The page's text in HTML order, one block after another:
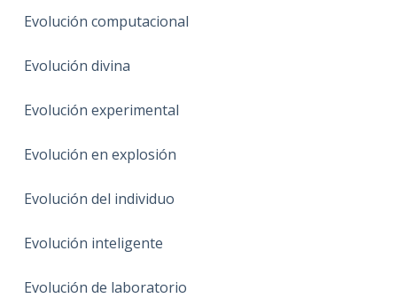
Evolución computacional
Evolución divina
Evolución experimental
Evolución en explosión
Evolución del individuo
Evolución inteligente
Evolución de laboratorio